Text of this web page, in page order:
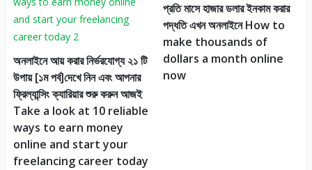
অনলাইনে আয় করার নির্ভরযোগ্য ২১ টি
উপায় [১ম পর্ব]দেখে নিন এবং আপনার
ফ্রিল্যান্সিং ক্যারিয়ার শুরু করুন আজই
Take a look at 10 reliable
ways to earn money
online and start your
freelancing career today
প্রতি মাসে হাজার ডলার ইনকাম করার
পদ্ধতি এখন অনলাইনে How to
make thousands of
dollars a month online
now